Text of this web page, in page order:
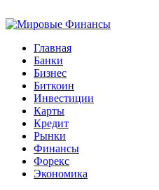
Главная
Банки
Бизнес
Биткоин
Инвестиции
Карты
Кредит
Рынки
Финансы
Форекс
Экономика